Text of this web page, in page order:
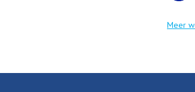
Meer